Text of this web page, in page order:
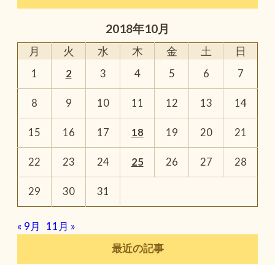
2018年10月
月 火 水 木 金 土 日
1 2 3 4 5 6 7
8 9 10 11 12 13 14
15 16 17 18 19 20 21
22 23 24 25 26 27 28
29 30 31
« 9月
11月 »
最近の記事